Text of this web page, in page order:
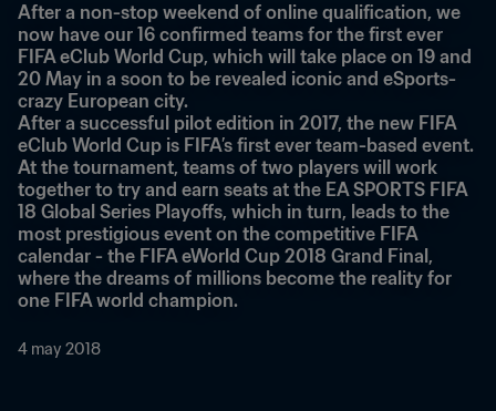
After a non-stop weekend of online qualification, we
now have our 16 confirmed teams for the first ever
FIFA eClub World Cup, which will take place on 19 and
20 May in a soon to be revealed iconic and eSports-
crazy European city.
After a successful pilot edition in 2017, the new FIFA
eClub World Cup is FIFA’s first ever team-based event.
At the tournament, teams of two players will work
together to try and earn seats at the EA SPORTS FIFA
18 Global Series Playoffs, which in turn, leads to the
most prestigious event on the competitive FIFA
calendar - the FIFA eWorld Cup 2018 Grand Final,
where the dreams of millions become the reality for
one FIFA world champion.
4 may 2018